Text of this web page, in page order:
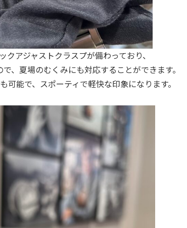
クアジャストクラスプが備わっており、
、夏場のむくみにも対応することができます。
可能で、スポーティで軽快な印象になります。